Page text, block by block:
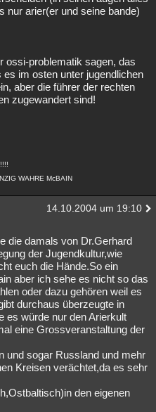
nur arier(er und seine bande)
ossi-problematik sagen, das
im osten unter jugendlichen
aber die führer der rechten
zugewandert sind!
WAHRE McBAIN
14.10.2004 um 19:10
die damals von Dr.Gerhard
der Jugendkultur,wie
euch die Hände.So ein
aber ich sehe es nicht so das
oder dazu gehören weil es
durchaus überzeugte in
es würde nur den Arierkult
eine Grossveranstaltung der
und sogar Russland und mehr
Kreisen verächtet,da es sehr
den eigenen